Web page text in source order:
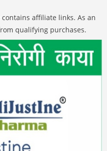
affiliate links. As an
qualifying purchases.